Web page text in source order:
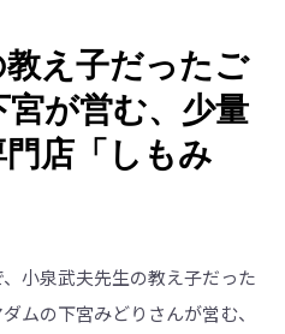
え子だったご
が営む、少量
店「しもみ
小泉武夫先生の教え子だった
ムの下宮みどりさんが営む、